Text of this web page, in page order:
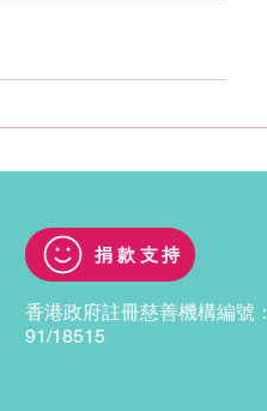
捐款支持
香港政府註冊慈善機構編號：
91/18515